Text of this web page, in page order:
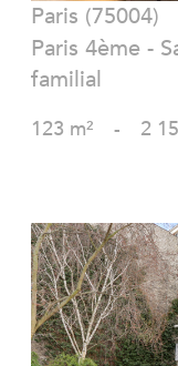
Paris (75004)
Paris 4ème -
familial
123 m² - 2